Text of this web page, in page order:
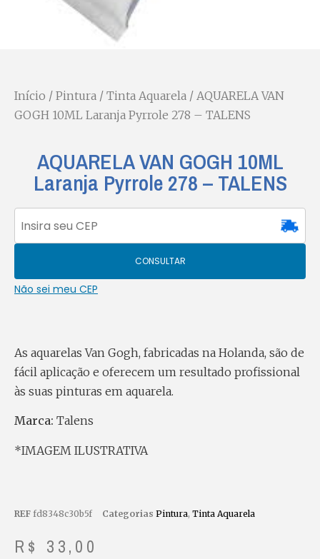
Início / Pintura / Tinta Aquarela / AQUARELA VAN
GOGH 10ML Laranja Pyrrole 278 – TALENS
AQUARELA VAN GOGH 10ML
Laranja Pyrrole 278 – TALENS
CONSULTAR
Não sei meu CEP
As aquarelas Van Gogh, fabricadas na Holanda, são de
fácil aplicação e oferecem um resultado profissional
às suas pinturas em aquarela.
Marca: Talens
*IMAGEM ILUSTRATIVA
REF fd8348c30b5f Categorias Pintura, Tinta Aquarela
R$ 33,00